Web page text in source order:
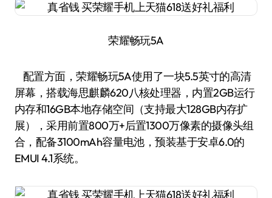
荣耀畅玩5A
配置方面，荣耀畅玩5A使用了一块5.5英寸的高清
屏幕，搭载海思麒麟620八核处理器，内置2GB运行
内存和16GB本地存储空间（支持最大128GB内存扩
展），采用前置800万+后置1300万像素的摄像头组
合，配备3100mAh容量电池，预装基于安卓6.0的
EMUI 4.1系统。